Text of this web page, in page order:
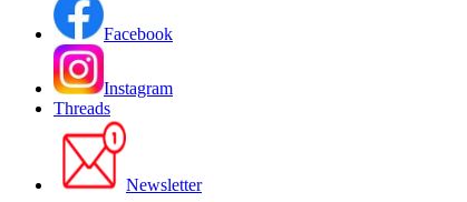
Facebook
Instagram
Threads
Newsletter